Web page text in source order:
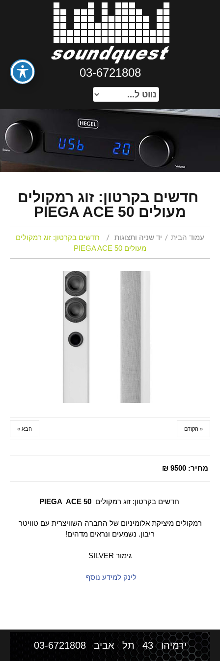
03-6721808
חדשים בקרטון: זוג רמקולים
מעולים PIEGA ACE 50
עמוד הבית יד שניה ותצוגות
חדשים בקרטון: זוג רמקולים
מעולים PIEGA ACE 50
« הקודם הבא »
מחיר:9500 ₪
חדשים בקרטון: זוג רמקוליםPIEGA ACE 50
רמקולים מיציקת אלומיניום של החברה השוויצרית עם טוויטר
ריבון. נשמעים ונראים מדהים!
גימור SILVER
לינק למידע נוסף
ירמיהו 43 תל אביב 03-6721808